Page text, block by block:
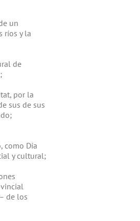
un
ríos y la
de
por la
sus de sus
como Día
y cultural;
de los